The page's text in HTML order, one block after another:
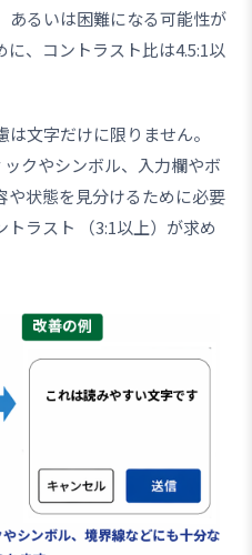
あるいは困難になる可能性が
、コントラスト比は4.5:1以
文字だけに限りません。
ックやシンボル、入力欄やボ
や状態を見分けるために必要
ラスト （3:1以上）が求め